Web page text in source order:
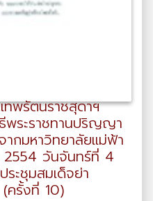
ทพรัตนราชสุดาฯ
พระราชทานปริญญา
ากมหาวิทยาลัยแม่ฟ้า
2554 วันจันทร์ที่ 4
ะชุมสมเด็จย่า
ครั้งที่ 10)